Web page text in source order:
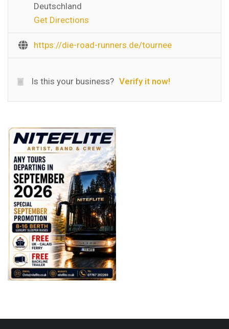
Deutschland
Get Directions
https://die-road-runners.de/tournee
Is this your business? Verify it now!